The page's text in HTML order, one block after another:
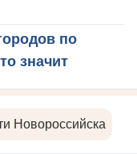
по
значит
Новороссийска